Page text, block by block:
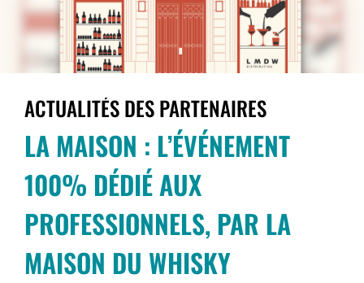
ACTUALITÉS DES PARTENAIRES
LA MAISON : L’ÉVÉNEMENT
100% DÉDIÉ AUX
PROFESSIONNELS, PAR LA
MAISON DU WHISKY